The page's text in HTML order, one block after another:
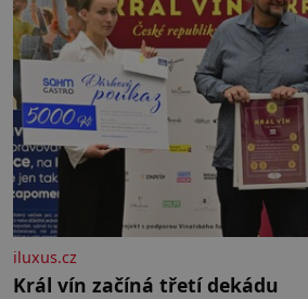
iluxus.cz
Král vín začíná třetí dekádu